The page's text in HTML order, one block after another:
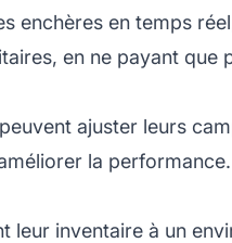
enchères en temps
en ne payant que
ajuster leurs
la performance.
leur inventaire à un